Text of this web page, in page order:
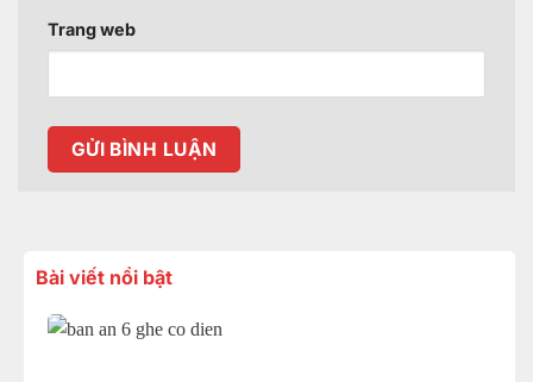
Trang web
Bài viết nổi bật